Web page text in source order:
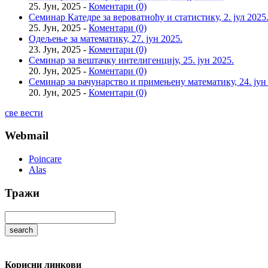
25. Јун, 2025 - Коментари (0)
Семинар Катедре за вероватноћу и статистику, 2. јул 2025.
25. Јун, 2025 - Коментари (0)
Одељење за математику, 27. јун 2025.
23. Јун, 2025 - Коментари (0)
Семинар за вештачку интелигенцију, 25. јун 2025.
20. Јун, 2025 - Коментари (0)
Семинар за рачунарство и примењену математику, 24. јун
20. Јун, 2025 - Коментари (0)
све вести
Webmail
Poincare
Alas
Тражи
Корисни линкови